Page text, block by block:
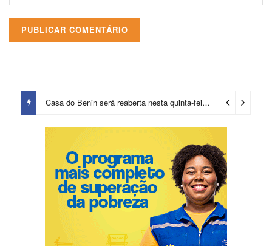
Casa do Benin será reaberta nesta quinta-feira (6) 1 dia ago